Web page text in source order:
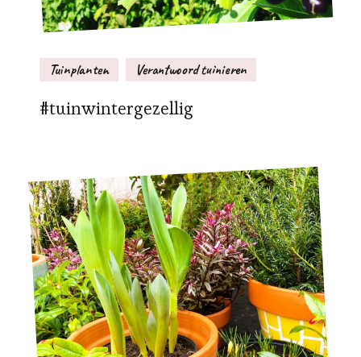
Tuinplanten Verantwoord tuinieren
#tuinwintergezellig